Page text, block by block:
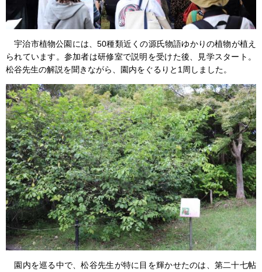
宇治市植物公園には、50種類近くの源氏物語ゆかりの植物が植え
られています。参加者は研修室で説明を受けた後、見学スタート。
松谷先生の解説を聞きながら、園内をぐるりと1周しました。
園内を巡る中で、松谷先生が特に目を輝かせたのは、第二十七帖